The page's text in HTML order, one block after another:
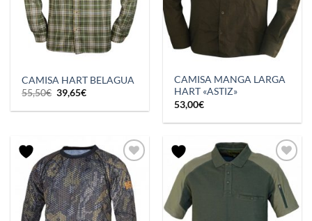
CAMISA HART BELAGUA
55,50€ El
precio
original
39,65€El
actual
CAMISA MANGA LARGA
HART «ASTIZ»
53,00€